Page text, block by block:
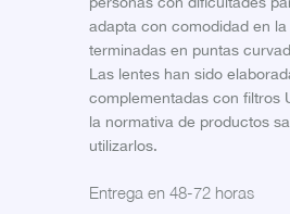
adapta con comodidad en
terminadas en puntas
Las lentes han sido
complementadas con filtros
la normativa de productos
utilizarlos.
Entrega en 48-72 horas